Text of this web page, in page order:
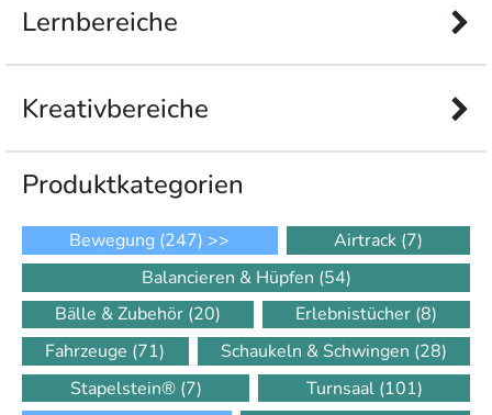
Lernbereiche
Kreativbereiche
Produkt­kategorien
Bewegung (247) >> Airtrack (7)
Balancieren & Hüpfen (54)
Bälle & Zubehör (20) Erlebnistücher (8)
Fahrzeuge (71) Schaukeln & Schwingen (28)
Stapelstein® (7) Turnsaal (101)